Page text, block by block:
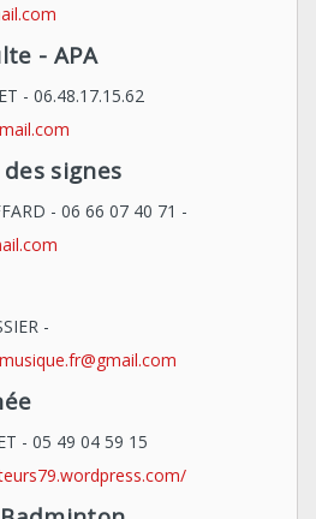
- APA
- 06.48.17.15.62
signes
- 06 66 07 40 71 -
-
- 05 49 04 59 15